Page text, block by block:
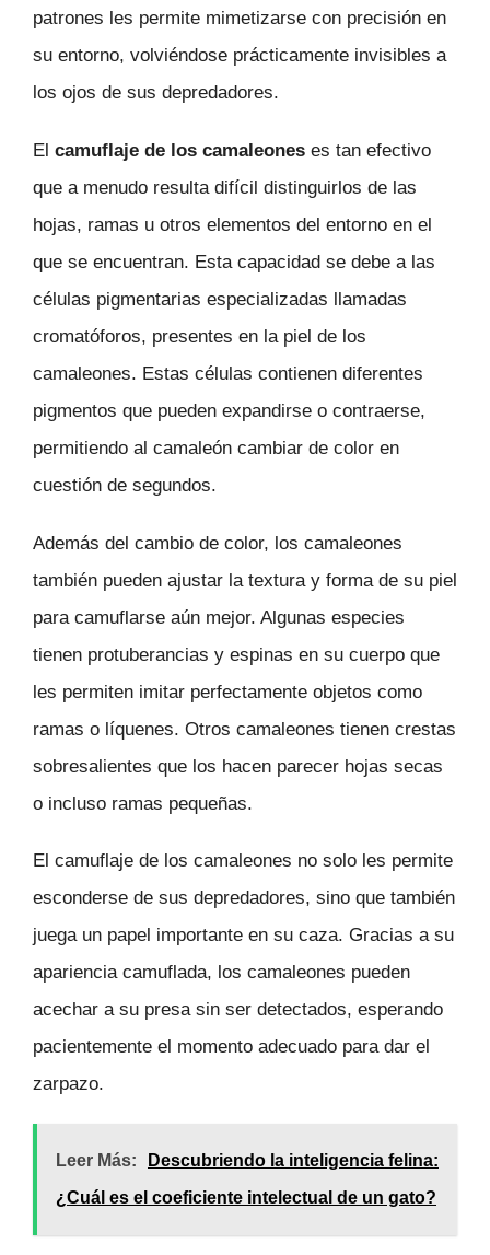
patrones les permite mimetizarse con precisión en
su entorno, volviéndose prácticamente invisibles a
los ojos de sus depredadores.
El camuflaje de los camaleones es tan efectivo
que a menudo resulta difícil distinguirlos de las
hojas, ramas u otros elementos del entorno en el
que se encuentran. Esta capacidad se debe a las
células pigmentarias especializadas llamadas
cromatóforos, presentes en la piel de los
camaleones. Estas células contienen diferentes
pigmentos que pueden expandirse o contraerse,
permitiendo al camaleón cambiar de color en
cuestión de segundos.
Además del cambio de color, los camaleones
también pueden ajustar la textura y forma de su piel
para camuflarse aún mejor. Algunas especies
tienen protuberancias y espinas en su cuerpo que
les permiten imitar perfectamente objetos como
ramas o líquenes. Otros camaleones tienen crestas
sobresalientes que los hacen parecer hojas secas
o incluso ramas pequeñas.
El camuflaje de los camaleones no solo les permite
esconderse de sus depredadores, sino que también
juega un papel importante en su caza. Gracias a su
apariencia camuflada, los camaleones pueden
acechar a su presa sin ser detectados, esperando
pacientemente el momento adecuado para dar el
zarpazo.
Leer Más:
Descubriendo la inteligencia felina:
¿Cuál es el coeficiente intelectual de un gato?